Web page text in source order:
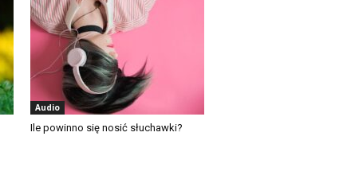
Audio
Ile powinno się nosić słuchawki?